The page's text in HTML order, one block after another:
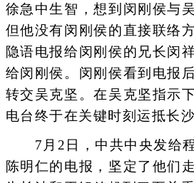
徐急中生智，想到闵刚侯与
但他没有闵刚侯的直接联络
隐语电报给闵刚侯的兄长闵
给闵刚侯。闵刚侯看到电报
转交吴克坚。在吴克坚指示
电台终于在关键时刻运抵长沙
7月2日，中共中央发给程
陈明仁的电报，坚定了他们